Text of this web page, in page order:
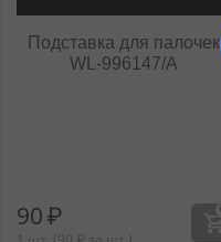
Подставка для палочек
WL‑996147/A
90₽